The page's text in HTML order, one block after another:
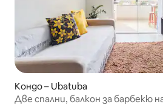
Кондо – Ubatuba
Две спални, балкон за барбекю